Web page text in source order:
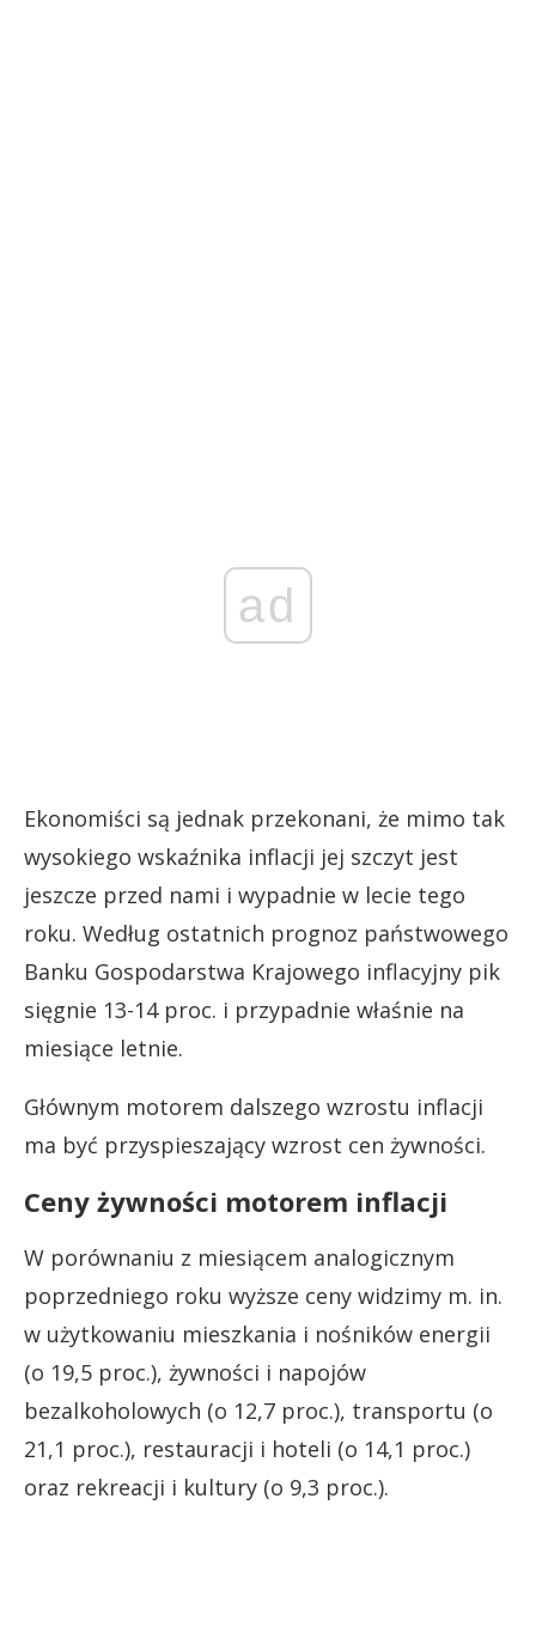
ad
Ekonomiści są jednak przekonani, że mimo tak
wysokiego wskaźnika inflacji jej szczyt jest
jeszcze przed nami i wypadnie w lecie tego
roku. Według ostatnich prognoz państwowego
Banku Gospodarstwa Krajowego inflacyjny pik
sięgnie 13-14 proc. i przypadnie właśnie na
miesiące letnie.
Głównym motorem dalszego wzrostu inflacji
ma być przyspieszający wzrost cen żywności.
Ceny żywności motorem inflacji
W porównaniu z miesiącem analogicznym
poprzedniego roku wyższe ceny widzimy m. in.
w użytkowaniu mieszkania i nośników energii
(o 19,5 proc.), żywności i napojów
bezalkoholowych (o 12,7 proc.), transportu (o
21,1 proc.), restauracji i hoteli (o 14,1 proc.)
oraz rekreacji i kultury (o 9,3 proc.).